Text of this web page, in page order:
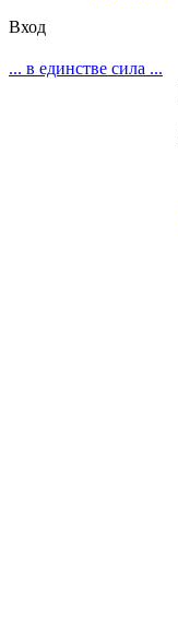
Вход
... в единстве сила ...